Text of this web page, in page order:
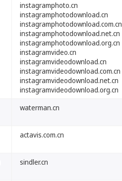
instagramphoto.cn
instagramphotodownload.cn
instagramphotodownload.com.cn
instagramphotodownload.net.cn
instagramphotodownload.org.cn
instagramvideo.cn
instagramvideodownload.cn
instagramvideodownload.com.cn
instagramvideodownload.net.cn
instagramvideodownload.org.cn
waterman.cn
actavis.com.cn
sindler.cn